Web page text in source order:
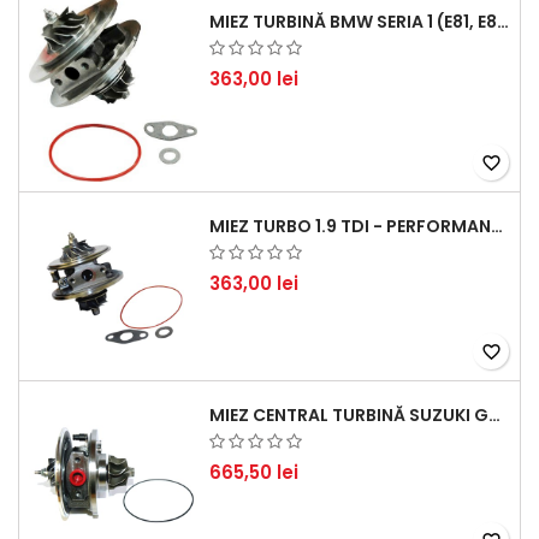
MIEZ TURBINĂ BMW SERIA 1 (E81, E87) 120 D - CREȘTEȚI PERFORMANȚA ȘI RĂSPUNSUL MOTORULUI
363,00 lei
favorite_border
MIEZ TURBO 1.9 TDI - PERFORMANȚĂ FIABILĂ PENTRU AUDI, SEAT, SKODA ȘI VW
363,00 lei
favorite_border
MIEZ CENTRAL TURBINĂ SUZUKI GRAND ESCUDO II 1.9 DDIS TRACȚIUNE INTEGRALĂ - MOTORIZARE 1.9L, 95 KW (129 CP)
665,50 lei